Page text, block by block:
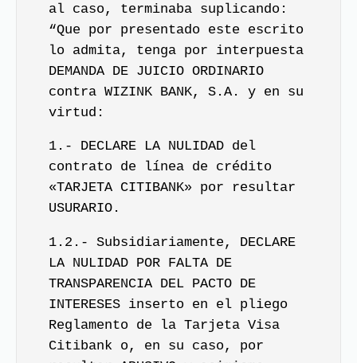
al caso, terminaba suplicando:
“Que por presentado este escrito
lo admita, tenga por interpuesta
DEMANDA DE JUICIO ORDINARIO
contra WIZINK BANK, S.A. y en su
virtud:
1.- DECLARE LA NULIDAD del
contrato de línea de crédito
«TARJETA CITIBANK» por resultar
USURARIO .
1.2.- Subsidiariamente, DECLARE
LA NULIDAD POR FALTA DE
TRANSPARENCIA DEL PACTO DE
INTERESES inserto en el pliego
Reglamento de la Tarjeta Visa
Citibank o, en su caso, por